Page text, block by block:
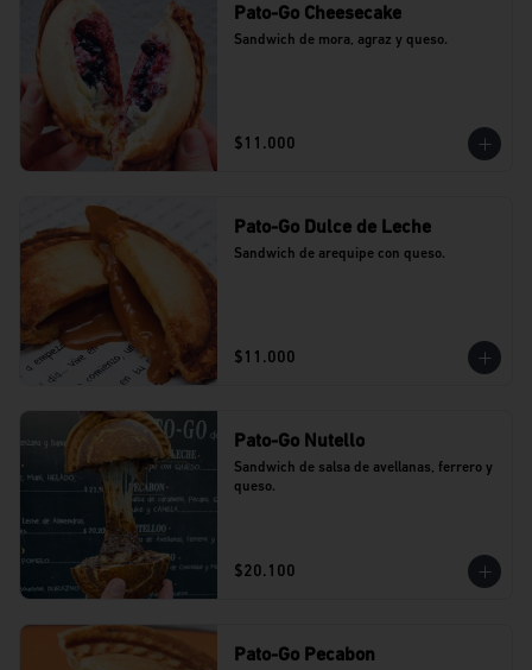
Pato-Go Cheesecake
Sandwich de mora, agraz y queso.
$11.000
Pato-Go Dulce de Leche
Sandwich de arequipe con queso.
$11.000
Pato-Go Nutello
Sandwich de salsa de avellanas, ferrero y
queso.
$20.100
Pato-Go Pecabon